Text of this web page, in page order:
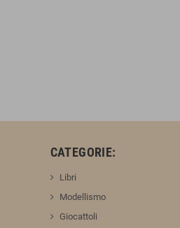
CATEGORIE:
Libri
Modellismo
Giocattoli